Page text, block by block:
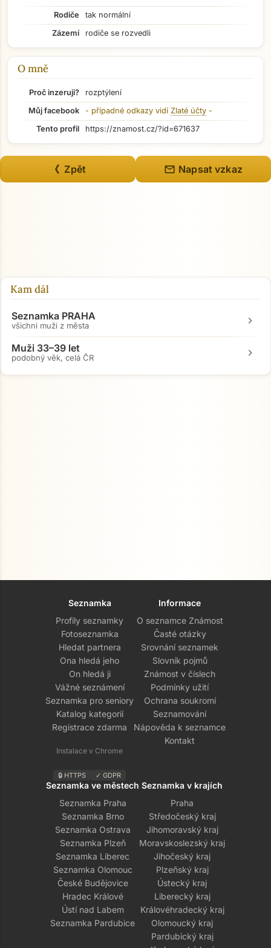
Rodiče
tak normální
Zázemí
rodiče se rozvedli
O mně
Proč inzeruji?
rozptýlení
Můj facebook
- případné odkazy vidí Zlaté účty -
Tento profil
https://znamost.cz/?id=671637
《 Zpět mail Napsat vzkaz
Kam dál
Seznamka PRAHA
všichni muži z města chevron_right
Muži 33–39 let
podobný věk, celá ČR chevron_right
Seznamka
Profily seznamky
Fotoseznamka
Hledat partnera
Ona hledá jeho
On hledá ji
Vážné seznámení
Seznamka pro seniory
Katalog kategorií
Registrace zdarma
Instalace v Chrome
🔒 HTTPS ✓ GDPR
Informace
O seznamce Známost
Časté otázky
Srovnání seznamek
Slovník pojmů
Známost v číslech
Podmínky užití
Ochrana soukromí
Seznamování
Nápověda k seznamce
Kontakt
Seznamka ve městech
Seznamka Praha
Seznamka Brno
Seznamka Ostrava
Seznamka Plzeň
Seznamka Liberec
Seznamka Olomouc
České Budějovice
Hradec Králové
Ústí nad Labem
Seznamka Pardubice
Seznamka v krajích
Praha
Středočeský kraj
Jihomoravský kraj
Moravskoslezský kraj
Jihočeský kraj
Plzeňský kraj
Ústecký kraj
Liberecký kraj
Královéhradecký kraj
Olomoucký kraj
Pardubický kraj